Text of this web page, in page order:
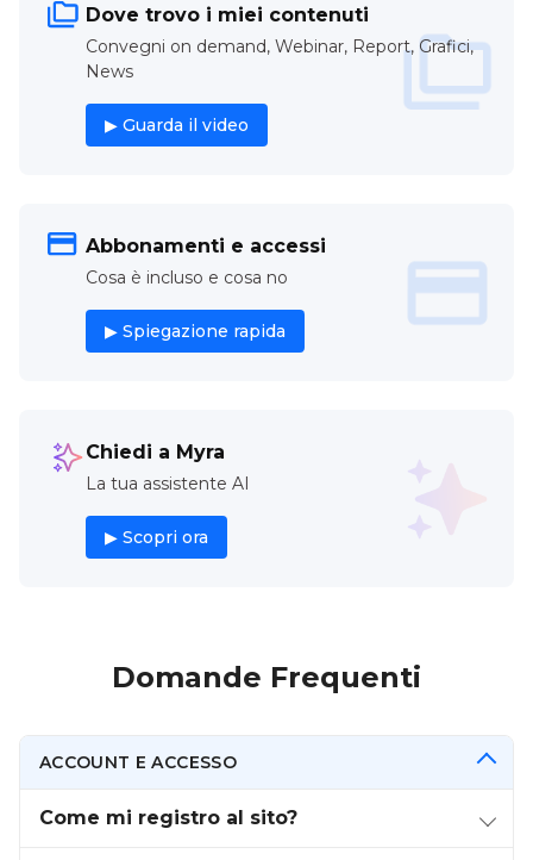
Dove trovo i miei contenuti
Convegni on demand, Webinar, Report, Grafici,
News
▶ Guarda il video
Abbonamenti e accessi
Cosa è incluso e cosa no
▶ Spiegazione rapida
Chiedi a Myra
La tua assistente AI
▶ Scopri ora
Domande Frequenti
ACCOUNT E ACCESSO
Come mi registro al sito?